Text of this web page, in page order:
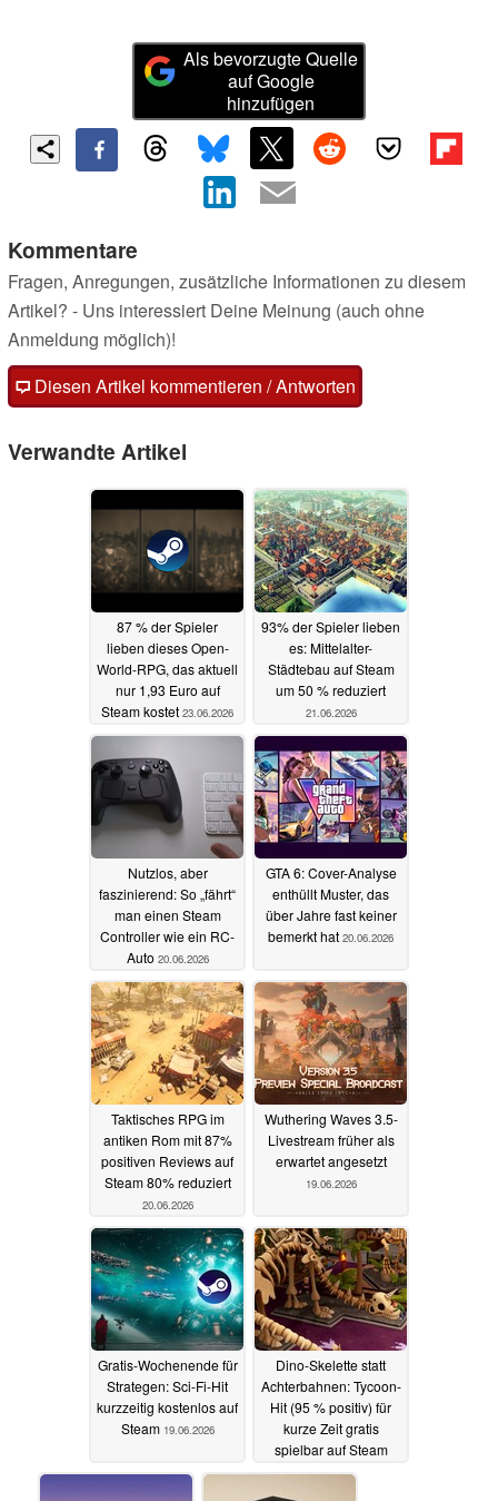
Als bevorzugte Quelle
auf Google
hinzufügen
Kommentare
Fragen, Anregungen, zusätzliche Informationen zu diesem
Artikel? - Uns interessiert Deine Meinung (auch ohne
Anmeldung möglich)!
Diesen Artikel kommentieren / Antworten
Verwandte Artikel
87 % der Spieler
lieben dieses Open-
World-RPG, das aktuell
nur 1,93 Euro auf
Steam kostet 23.06.2026
93% der Spieler lieben
es: Mittelalter-
Städtebau auf Steam
um 50 % reduziert
21.06.2026
Nutzlos, aber
faszinierend: So „fährt“
man einen Steam
Controller wie ein RC-
Auto 20.06.2026
GTA 6: Cover-Analyse
enthüllt Muster, das
über Jahre fast keiner
bemerkt hat 20.06.2026
Taktisches RPG im
antiken Rom mit 87%
positiven Reviews auf
Steam 80% reduziert
20.06.2026
Wuthering Waves 3.5-
Livestream früher als
erwartet angesetzt
19.06.2026
Gratis-Wochenende für
Strategen: Sci-Fi-Hit
kurzzeitig kostenlos auf
Steam 19.06.2026
Dino-Skelette statt
Achterbahnen: Tycoon-
Hit (95 % positiv) für
kurze Zeit gratis
spielbar auf Steam
19.06.2026